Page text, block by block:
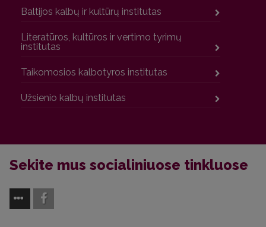
Baltijos kalbų ir kultūrų institutas
Literatūros, kultūros ir vertimo tyrimų
institutas
Taikomosios kalbotyros institutas
Užsienio kalbų institutas
Sekite mus socialiniuose tinkluose